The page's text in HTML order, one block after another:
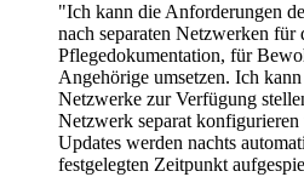
"Ich kann die Anforderungen
nach separaten Netzwerken für
Pflegedokumentation, für
Angehörige umsetzen. Ich
Netzwerke zur Verfügung
Netzwerk separat konfigurieren
Updates werden nachts
festgelegten Zeitpunkt